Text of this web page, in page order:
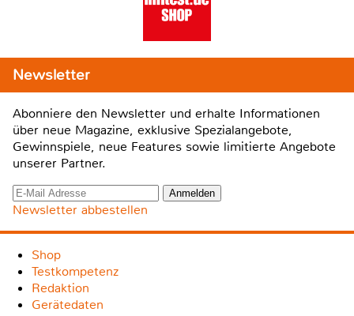
Newsletter
Abonniere den Newsletter und erhalte Informationen
über neue Magazine, exklusive Spezialangebote,
Gewinnspiele, neue Features sowie limitierte Angebote
unserer Partner.
Newsletter abbestellen
Shop
Testkompetenz
Redaktion
Gerätedaten